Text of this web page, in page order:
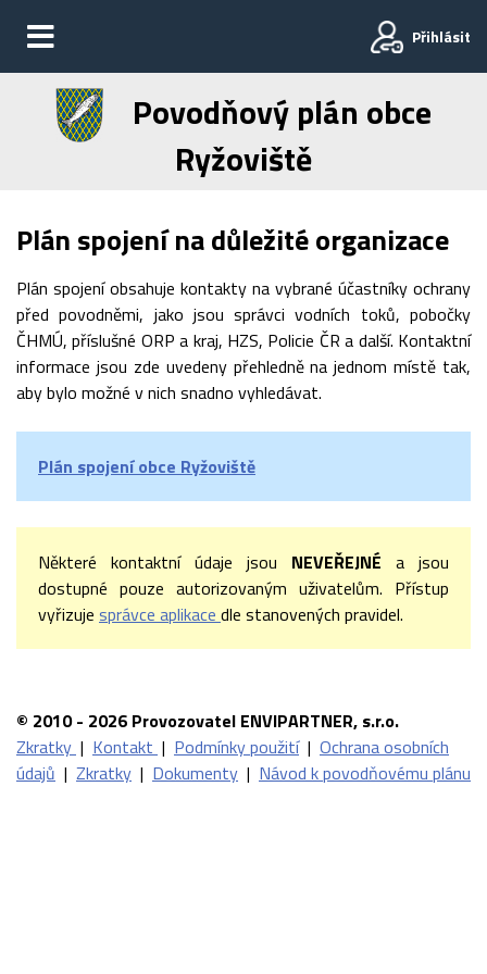
Přihlásit
Povodňový plán obce
Ryžoviště
Plán spojení na důležité organizace
Plán spojení obsahuje kontakty na vybrané účastníky ochrany
před povodněmi, jako jsou správci vodních toků, pobočky
ČHMÚ, příslušné ORP a kraj, HZS, Policie ČR a další. Kontaktní
informace jsou zde uvedeny přehledně na jednom místě tak,
aby bylo možné v nich snadno vyhledávat.
Plán spojení obce Ryžoviště
Některé kontaktní údaje jsou NEVEŘEJNÉ a jsou
dostupné pouze autorizovaným uživatelům. Přístup
vyřizuje správce aplikace dle stanovených pravidel.
© 2010 - 2026 Provozovatel ENVIPARTNER, s.r.o.
Zkratky | Kontakt | Podmínky použití | Ochrana osobních
údajů | Zkratky | Dokumenty | Návod k povodňovému plánu